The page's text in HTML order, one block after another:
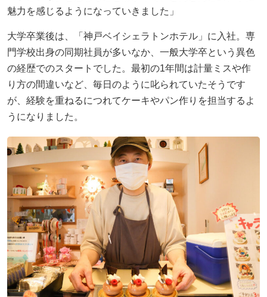
魅力を感じるようになっていきました」
大学卒業後は、「神戸ベイシェラトンホテル」に入社。専
門学校出身の同期社員が多いなか、一般大学卒という異色
の経歴でのスタートでした。最初の1年間は計量ミスや作
り方の間違いなど、毎日のように叱られていたそうです
が、経験を重ねるにつれてケーキやパン作りを担当するよ
うになりました。